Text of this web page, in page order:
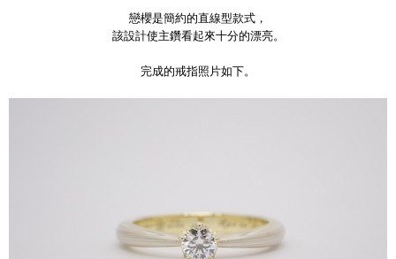
戀櫻是簡約的直線型款式，
該設計使主鑽看起來十分的漂亮。
完成的戒指照片如下。